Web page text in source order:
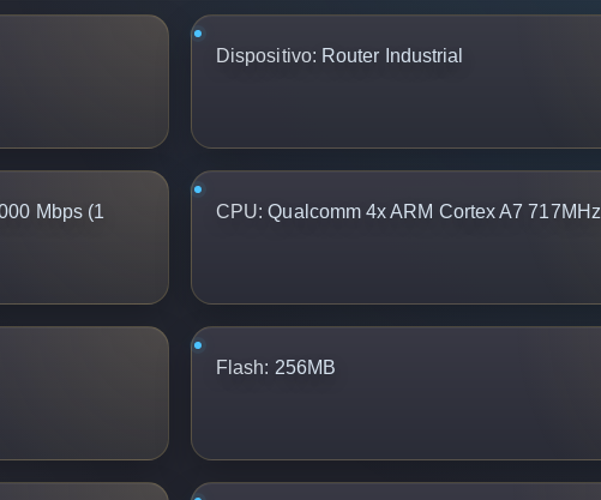
Dispositivo: Router Industrial
Mbps (1
CPU: Qualcomm 4x ARM Cortex A7 717MHz
Flash: 256MB